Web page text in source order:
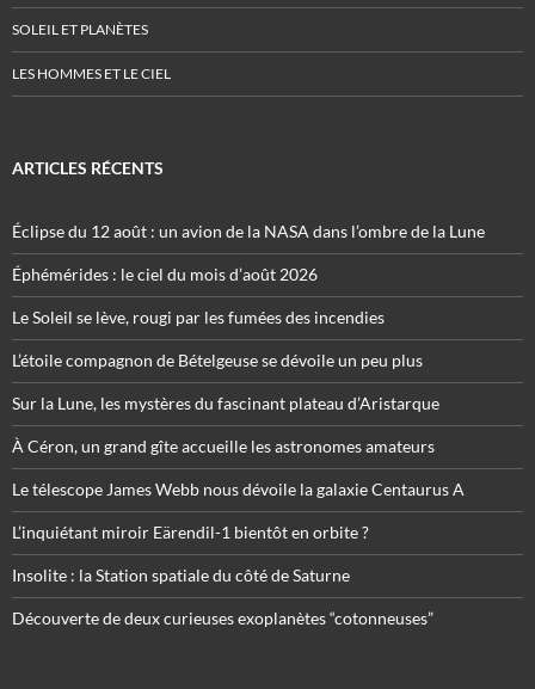
SOLEIL ET PLANÈTES
LES HOMMES ET LE CIEL
ARTICLES RÉCENTS
Éclipse du 12 août : un avion de la NASA dans l’ombre de la Lune
Éphémérides : le ciel du mois d’août 2026
Le Soleil se lève, rougi par les fumées des incendies
L’étoile compagnon de Bételgeuse se dévoile un peu plus
Sur la Lune, les mystères du fascinant plateau d’Aristarque
À Céron, un grand gîte accueille les astronomes amateurs
Le télescope James Webb nous dévoile la galaxie Centaurus A
L’inquiétant miroir Eärendil-1 bientôt en orbite ?
Insolite : la Station spatiale du côté de Saturne
Découverte de deux curieuses exoplanètes “cotonneuses”